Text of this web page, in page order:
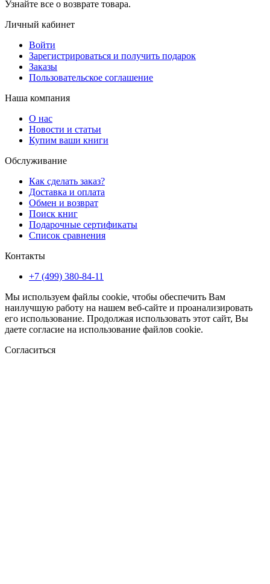
Узнайте все о возврате товара.
Личный кабинет
Войти
Зарегистрироваться и получить подарок
Заказы
Пользовательское соглашение
Наша компания
О нас
Новости и статьи
Купим ваши книги
Обслуживание
Как сделать заказ?
Доставка и оплата
Обмен и возврат
Поиск книг
Подарочные сертификаты
Список сравнения
Контакты
+7 (499) 380-84-11
Мы используем файлы cookie, чтобы обеспечить Вам
наилучшую работу на нашем веб-сайте и проанализировать
его использование. Продолжая использовать этот сайт, Вы
даете согласие на использование файлов cookie.
Согласиться